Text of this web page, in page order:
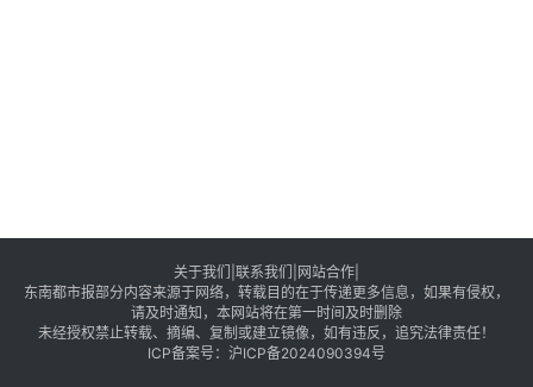
关于我们| 联系我们
|网站合作|
东南都市报部分内容来源于网络，转载目的在于传递更多信息，如果有侵权，
请及时通知，本网站将在第一时间及时删除
未经授权禁止转载、摘编、复制或建立镜像，如有违反，追究法律责任！
ICP备案号： 沪ICP备2024090394号